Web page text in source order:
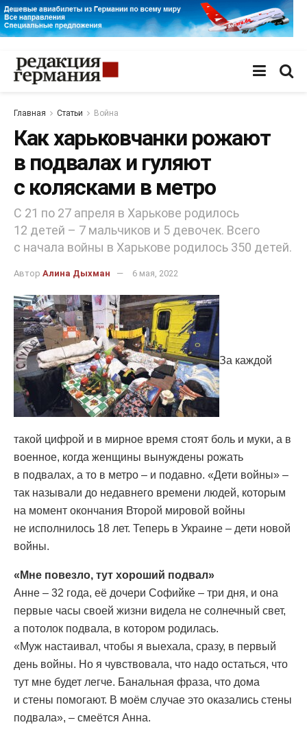
Главная Статьи Война
Как харьковчанки рожают
в подвалах и гуляют
с колясками в метро
С 21 по 27 апреля в Харькове родилось
12 детей – 7 мальчиков и 5 девочек. Всего
с начала войны в Харькове родилось 350 детей.
Автор Алина Дыхман 6 мая, 2022
За каждой
такой цифрой и в мирное время стоят боль и муки, а в
военное, когда женщины вынуждены рожать
в подвалах, а то в метро – и подавно. «Дети войны» –
так называли до недавнего времени людей, которым
на момент окончания Второй мировой войны
не исполнилось 18 лет. Теперь в Украине – дети новой
войны.
«Мне повезло, тут хороший подвал»
Анне – 32 года, её дочери Софийке – три дня, и она
первые часы своей жизни видела не солнечный свет,
а потолок подвала, в котором родилась.
«Муж настаивал, чтобы я выехала, сразу, в первый
день войны. Но я чувствовала, что надо остаться, что
тут мне будет легче. Банальная фраза, что дома
и стены помогают. В моём случае это оказались стены
подвала», – смеётся Анна.